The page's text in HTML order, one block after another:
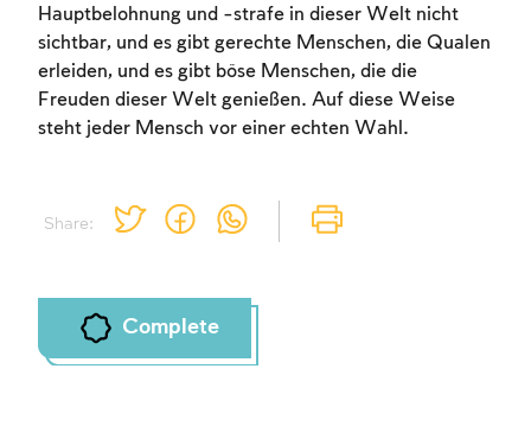
Share:
Hauptbelohnung und -strafe in dieser Welt nicht
sichtbar, und es gibt gerechte Menschen, die Qualen
erleiden, und es gibt böse Menschen, die die
Freuden dieser Welt genießen. Auf diese Weise
steht jeder Mensch vor einer echten Wahl.
Complete